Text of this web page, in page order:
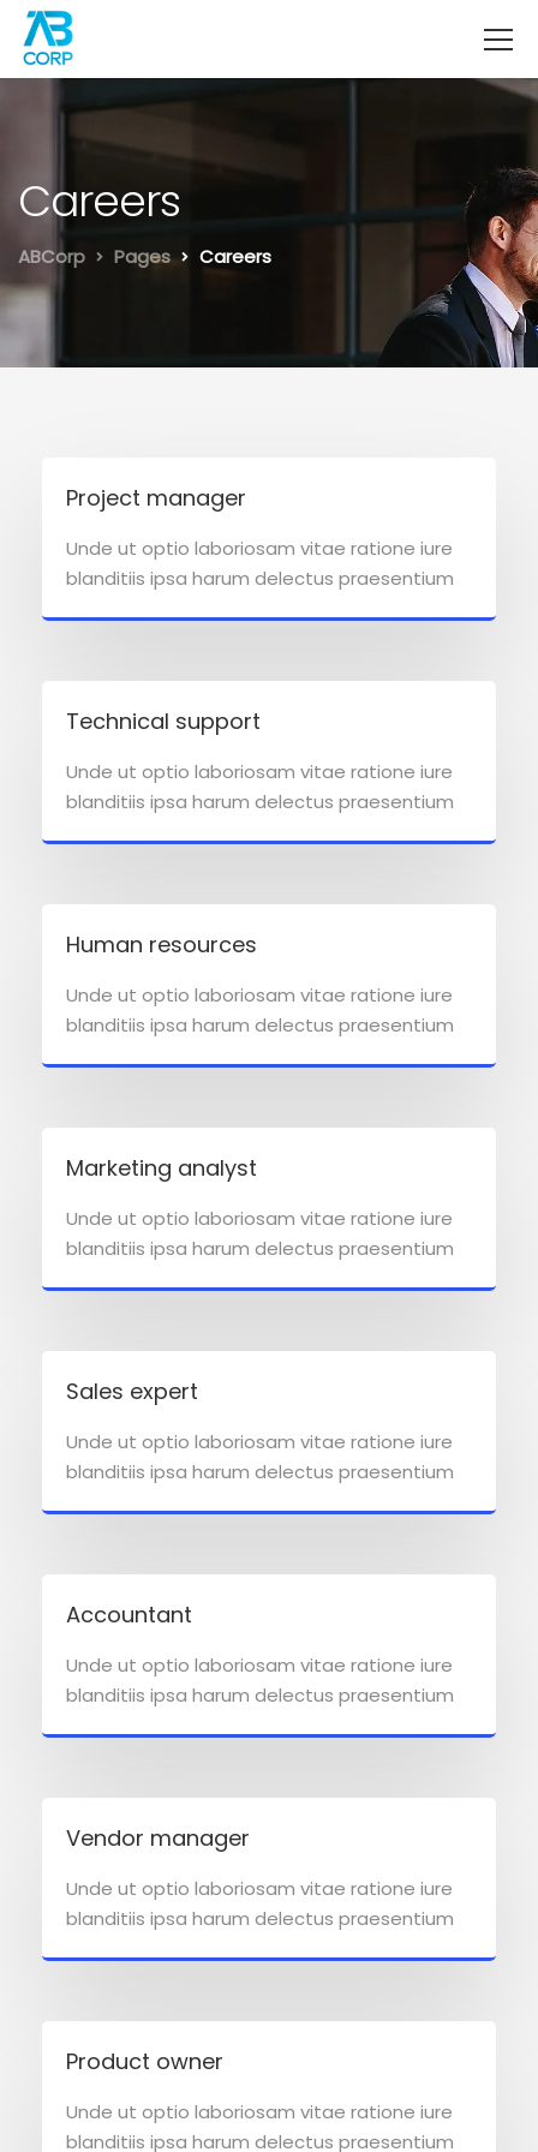
Careers
ABCorp Pages Careers
Project manager
Unde ut optio laboriosam vitae ratione iure
blanditiis ipsa harum delectus praesentium
Technical support
Unde ut optio laboriosam vitae ratione iure
blanditiis ipsa harum delectus praesentium
Human resources
Unde ut optio laboriosam vitae ratione iure
blanditiis ipsa harum delectus praesentium
Marketing analyst
Unde ut optio laboriosam vitae ratione iure
blanditiis ipsa harum delectus praesentium
Sales expert
Unde ut optio laboriosam vitae ratione iure
blanditiis ipsa harum delectus praesentium
Accountant
Unde ut optio laboriosam vitae ratione iure
blanditiis ipsa harum delectus praesentium
Vendor manager
Unde ut optio laboriosam vitae ratione iure
blanditiis ipsa harum delectus praesentium
Product owner
Unde ut optio laboriosam vitae ratione iure
blanditiis ipsa harum delectus praesentium